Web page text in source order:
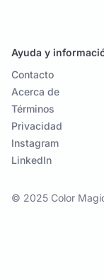
Ayuda y
Contacto
Acerca de
Términos
Privacidad
Instagram
LinkedIn
© 2025 Color